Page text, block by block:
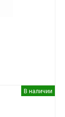
В наличии